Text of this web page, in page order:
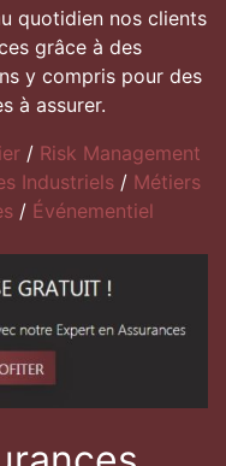
quotidien nos clients
grâce à des
y compris pour des
à assurer.
/ Risk Management
Industriels / Métiers
/ Événementiel